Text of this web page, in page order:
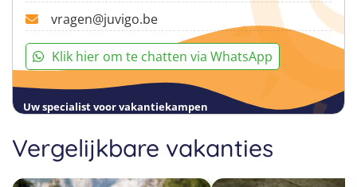
vragen@juvigo.be
Klik hier om te chatten via WhatsApp
Uw specialist voor vakantiekampen
Vergelijkbare vakanties